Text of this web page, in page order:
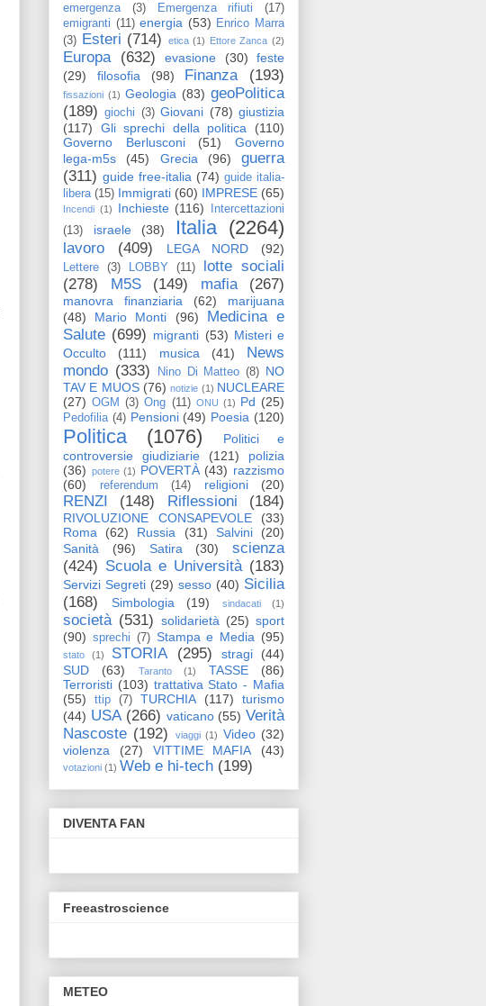
emergenza (3) Emergenza rifiuti
(17)
emigranti (11) energia (53) Enrico Marra
(3) Esteri (714) etica (1) Ettore Zanca (2)
Europa (632) evasione (30)
feste
(29)
filosofia (98) Finanza (193)
fissazioni (1) Geologia (83) geoPolitica
(189)
giochi (3) Giovani (78) giustizia
(117)
Gli sprechi della politica
(110)
Governo Berlusconi
(51)
Governo
lega-m5s
(45) Grecia (96)
guerra
(311) guide free-italia (74) guide italia-
libera (15) Immigrati (60) IMPRESE (65)
Incendi (1) Inchieste (116)
Intercettazioni
(13)
israele (38) Italia (2264)
lavoro (409) LEGA NORD (92)
Lettere (3) LOBBY (11)
lotte sociali
(278)
M5S (149) mafia (267)
manovra finanziaria (62)
marijuana
(48)
Mario Monti (96)
Medicina e
Salute (699) migranti (53) Misteri e
Occulto
(111) musica (41)
News
mondo (333) Nino Di Matteo (8) NO
TAV E MUOS (76) notizie (1) NUCLEARE
(27) OGM (3) Ong (11) ONU (1) Pd (25)
Pedofilia (4) Pensioni (49) Poesia (120)
Politica (1076)
Politici e
controversie giudiziarie
(121)
polizia
(36) potere (1) POVERTÀ (43) razzismo
(60)
referendum (14) religioni (20)
RENZI (148) Riflessioni (184)
RIVOLUZIONE CONSAPEVOLE
(33)
Roma
(62) Russia (31) Salvini
(20)
Sanità
(96) Satira (30)
scienza
(424) Scuola e Università (183)
Servizi Segreti (29) sesso (40) Sicilia
(168)
Simbologia (19) sindacati (1)
società (531) solidarietà (25) sport
(90) sprechi (7) Stampa e Media (95)
stato (1) STORIA (295) stragi
(44)
SUD
(63) Taranto (1) TASSE
(86)
Terroristi (103) trattativa Stato - Mafia
(55)
ttip (7) TURCHIA (117)
turismo
(44) USA (266) vaticano (55) Verità
Nascoste (192) viaggi (1) Video (32)
violenza
(27) VITTIME MAFIA (43)
votazioni (1) Web e hi-tech (199)
DIVENTA FAN
Freeastroscience
METEO